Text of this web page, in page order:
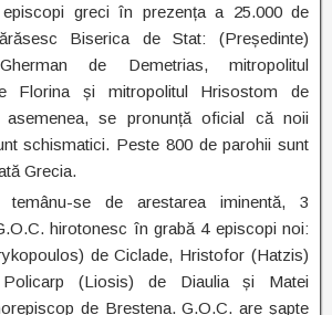
greci în prezența a 25.000 de
Biserica de Stat: (Președinte)
de Demetrias, mitropolitul
Florina și mitropolitul Hrisostom de
asemenea, se pronunță oficial că noii
schismatici. Peste 800 de parohii sunt
Grecia.
se de arestarea iminentă, 3
hirotonesc în grabă 4 episcopi noi:
de Ciclade, Hristofor (Hatzis)
(Liosis) de Diaulia și Matei
de Brestena. G.O.C. are șapte